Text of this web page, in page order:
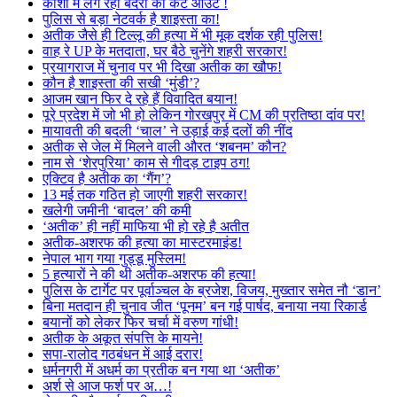
काशी में लग रहा बंदरों का कट आउट !
पुलिस से बड़ा नेटवर्क है शाइस्ता का!
अतीक जैसे ही टिल्लू की हत्या में भी मूक दर्शक रही पुलिस!
वाह रे UP के मतदाता, घर बैठे चुनेंगे शहरी सरकार!
प्रयागराज में चुनाव पर भी दिखा अतीक का खौफ!
कौन है शाइस्ता की सखी ‘मुंडी’?
आजम खान फिर दे रहे हैं विवादित बयान!
पूरे प्रदेश में जो भी हो लेकिन गोरखपुर में CM की प्रतिष्ठा दांव पर!
मायावती की बदली ‘चाल’ ने उड़ाई कई दलों की नींद
अतीक से जेल में मिलने वाली औरत ‘शबनम’ कौन?
नाम से ‘शेरपुरिया’ काम से गीदड़ टाइप ठग!
एक्टिव है अतीक का ‘गैंग’?
13 मई तक गठित हो जाएगी शहरी सरकार!
खलेगी जमीनी ‘बादल’ की कमी
‘अतीक’ ही नहीं माफिया भी हो रहे है अतीत
अतीक-अशरफ की हत्या का मास्टरमाइंड!
नेपाल भाग गया गुड्डू मुस्लिम!
5 हत्यारों ने की थी अतीक-अशरफ की हत्या!
पुलिस के टार्गेट पर पूर्वाञ्चल के ब्रजेश, विजय, मुख्तार समेत नौ ‘डान’
बिना मतदान ही चुनाव जीत ‘पूनम’ बन गई पार्षद, बनाया नया रिकार्ड
बयानों को लेकर फिर चर्चा में वरुण गांधी!
अतीक के अकूत संपत्ति के मायने!
सपा-रालोद गठबंधन में आई दरार!
धर्मनगरी में अधर्म का प्रतीक बन गया था ‘अतीक’
अर्श से आज फर्श पर अ…!